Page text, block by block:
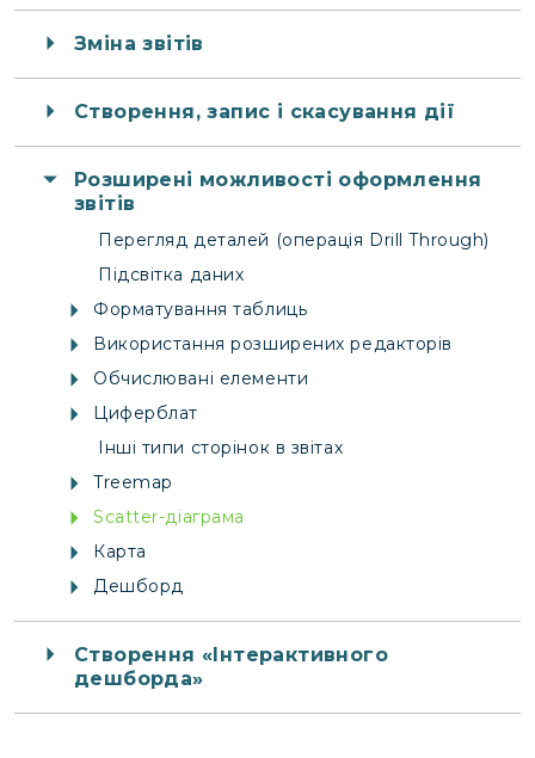
Зміна звітів
Створення, запис і скасування дії
Розширені можливості оформлення
звітів
Перегляд деталей (операція Drill Through)
Підсвітка даних
Форматування таблиць
Використання розширених редакторів
Обчислювані елементи
Циферблат
Інші типи сторінок в звітах
Treemap
Scatter-діаграма
Карта
Дешборд
Створення «Інтерактивного
дешборда»